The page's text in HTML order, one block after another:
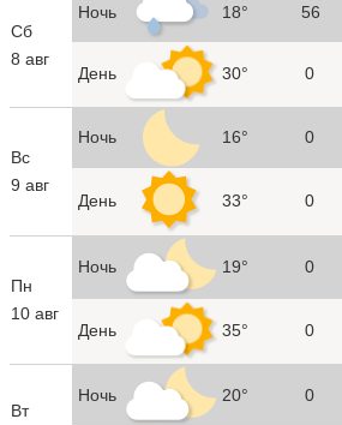
Сб
8 авг
Ночь 18° 56
День 30° 0
Вс
9 авг
Ночь 16° 0
День 33° 0
Пн
10 авг
Ночь 19° 0
День 35° 0
Вт
Ночь 20° 0